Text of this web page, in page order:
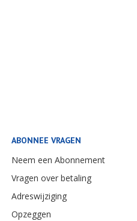
ABONNEE VRAGEN
Neem een Abonnement
Vragen over betaling
Adreswijziging
Opzeggen